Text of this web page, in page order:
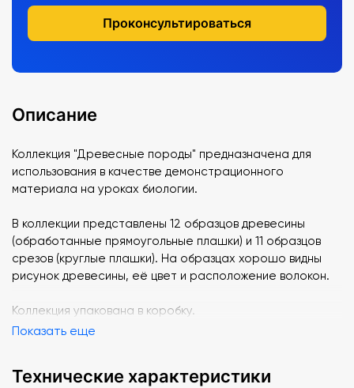
Проконсультироваться
Описание
Коллекция "Древесные породы" предназначена для
использования в качестве демонстрационного
материала на уроках биологии.
В коллекции представлены 12 образцов древесины
(обработанные прямоугольные плашки) и 11 образцов
срезов (круглые плашки). На образцах хорошо видны
рисунок древесины, её цвет и расположение волокон.
Коллекция упакована в коробку.
Показать еще
Технические характеристики